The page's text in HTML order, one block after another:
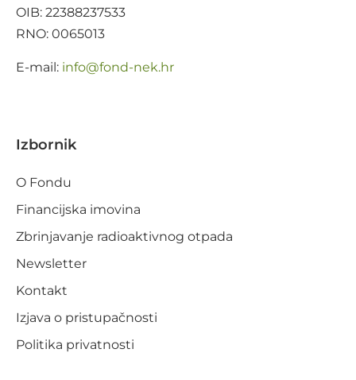
OIB: 22388237533
RNO: 0065013
E-mail: rh.ken-dnof
@ofni
Izbornik
O Fondu
Financijska imovina
Zbrinjavanje radioaktivnog otpada
Newsletter
Kontakt
Izjava o pristupačnosti
Politika privatnosti